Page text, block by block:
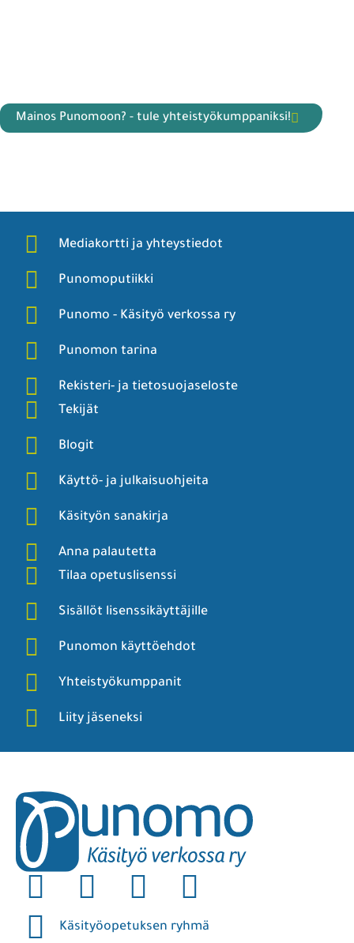
Mainos Punomoon? - tule yhteistyökumppaniksi!
Mediakortti ja yhteystiedot
Punomoputiikki
Punomo - Käsityö verkossa ry
Punomon tarina
Rekisteri- ja tietosuojaseloste
Tekijät
Blogit
Käyttö- ja julkaisuohjeita
Käsityön sanakirja
Anna palautetta
Tilaa opetuslisenssi
Sisällöt lisenssikäyttäjille
Punomon käyttöehdot
Yhteistyökumppanit
Liity jäseneksi
Käsityöopetuksen ryhmä